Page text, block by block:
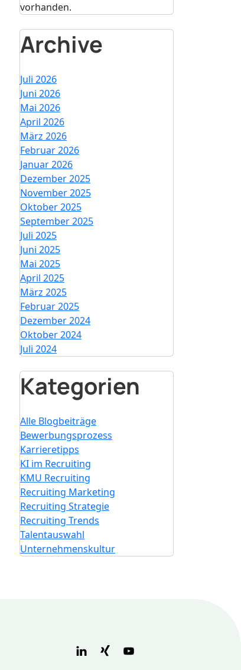
vorhanden.
Archive
Juli 2026
Juni 2026
Mai 2026
April 2026
März 2026
Februar 2026
Januar 2026
Dezember 2025
November 2025
Oktober 2025
September 2025
Juli 2025
Juni 2025
Mai 2025
April 2025
März 2025
Februar 2025
Dezember 2024
Oktober 2024
Juli 2024
Kategorien
Alle Blogbeiträge
Bewerbungsprozess
Karrieretipps
KI im Recruiting
KMU Recruiting
Recruiting Marketing
Recruiting Strategie
Recruiting Trends
Talentauswahl
Unternehmenskultur